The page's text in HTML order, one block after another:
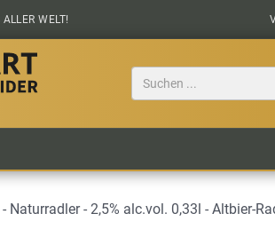
WELT!
- Naturradler - 2,5% alc.vol. 0,33l - Altbier-